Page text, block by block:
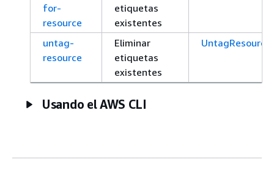
for-
resource
etiquetas
existentes
untag-
resource
Eliminar
etiquetas
existentes
UntagResource
Usando el AWS CLI